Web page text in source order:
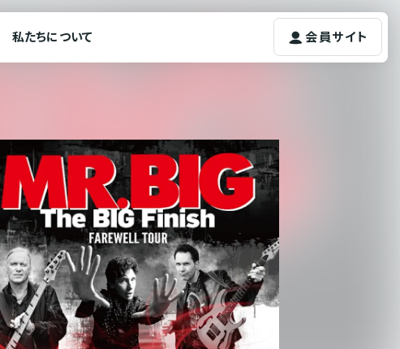
私たちについて 会員サイト